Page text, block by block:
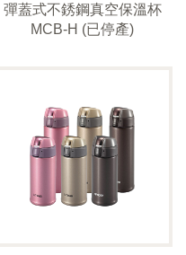
彈蓋式不銹鋼真空保溫杯
MCB-H (已停產)